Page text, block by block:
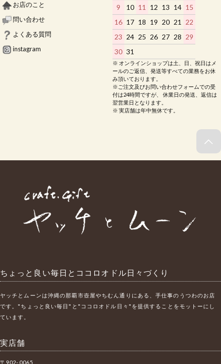
お店のこと
問い合わせ
よくある質問
instagram
9
10 11 12 13 14 15
16 17 18 19 20 21
22
23 24 25 26 27 28 29
30 31
※ オンラインショップは土、日、祝日はメ
ールのご返信、発送等すべての業務をお休
み頂いております。
※ご注文及びお問い合わせフォームでの受
付は24時間ですが、 休業日の発送、返信は
翌営業日となります。
※ 実店舗は年中無休です。
ちょっと良い毎日とココロオドル日々づくり
ヤッチとムーンは沖縄の那覇市壺屋やちむん通りにある、手仕事のうつわのお店
です。"ちょっと良い毎日"と"ココロオドル日々"を提供することをモットーにし
ています。
実店舗
〒902-0065